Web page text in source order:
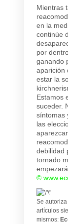
Mientras
en la
continúe
por
ganando
aparición
estar la
Estamos
suceder.
síntomas
las
debilidad
tornado
©
Se
artículos
mismos: